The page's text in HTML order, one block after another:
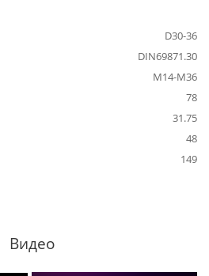
D30-36
DIN69871.30
M14-M36
78
31.75
48
149
Видео